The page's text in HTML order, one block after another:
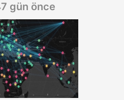
gün önce